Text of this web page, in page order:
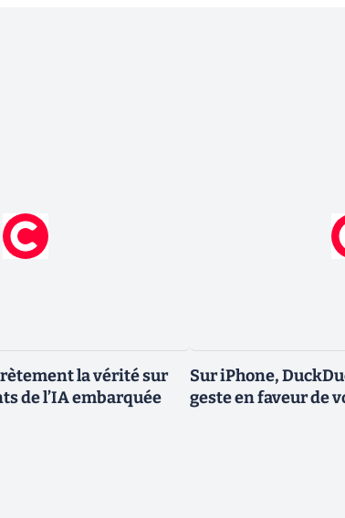
la vérité sur
de l’IA embarquée
Sur iPhone,
geste en faveur de